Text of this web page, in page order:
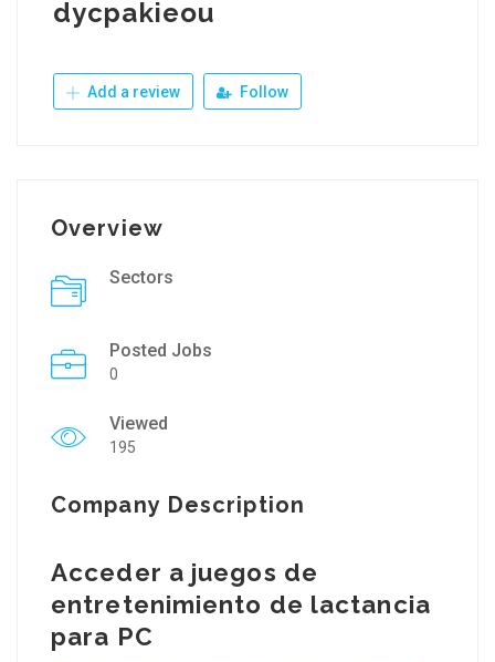
dycpakieou
Add a review Follow
Overview
Sectors
Posted Jobs
0
Viewed
195
Company Description
Acceder a juegos de
entretenimiento de lactancia
para PC